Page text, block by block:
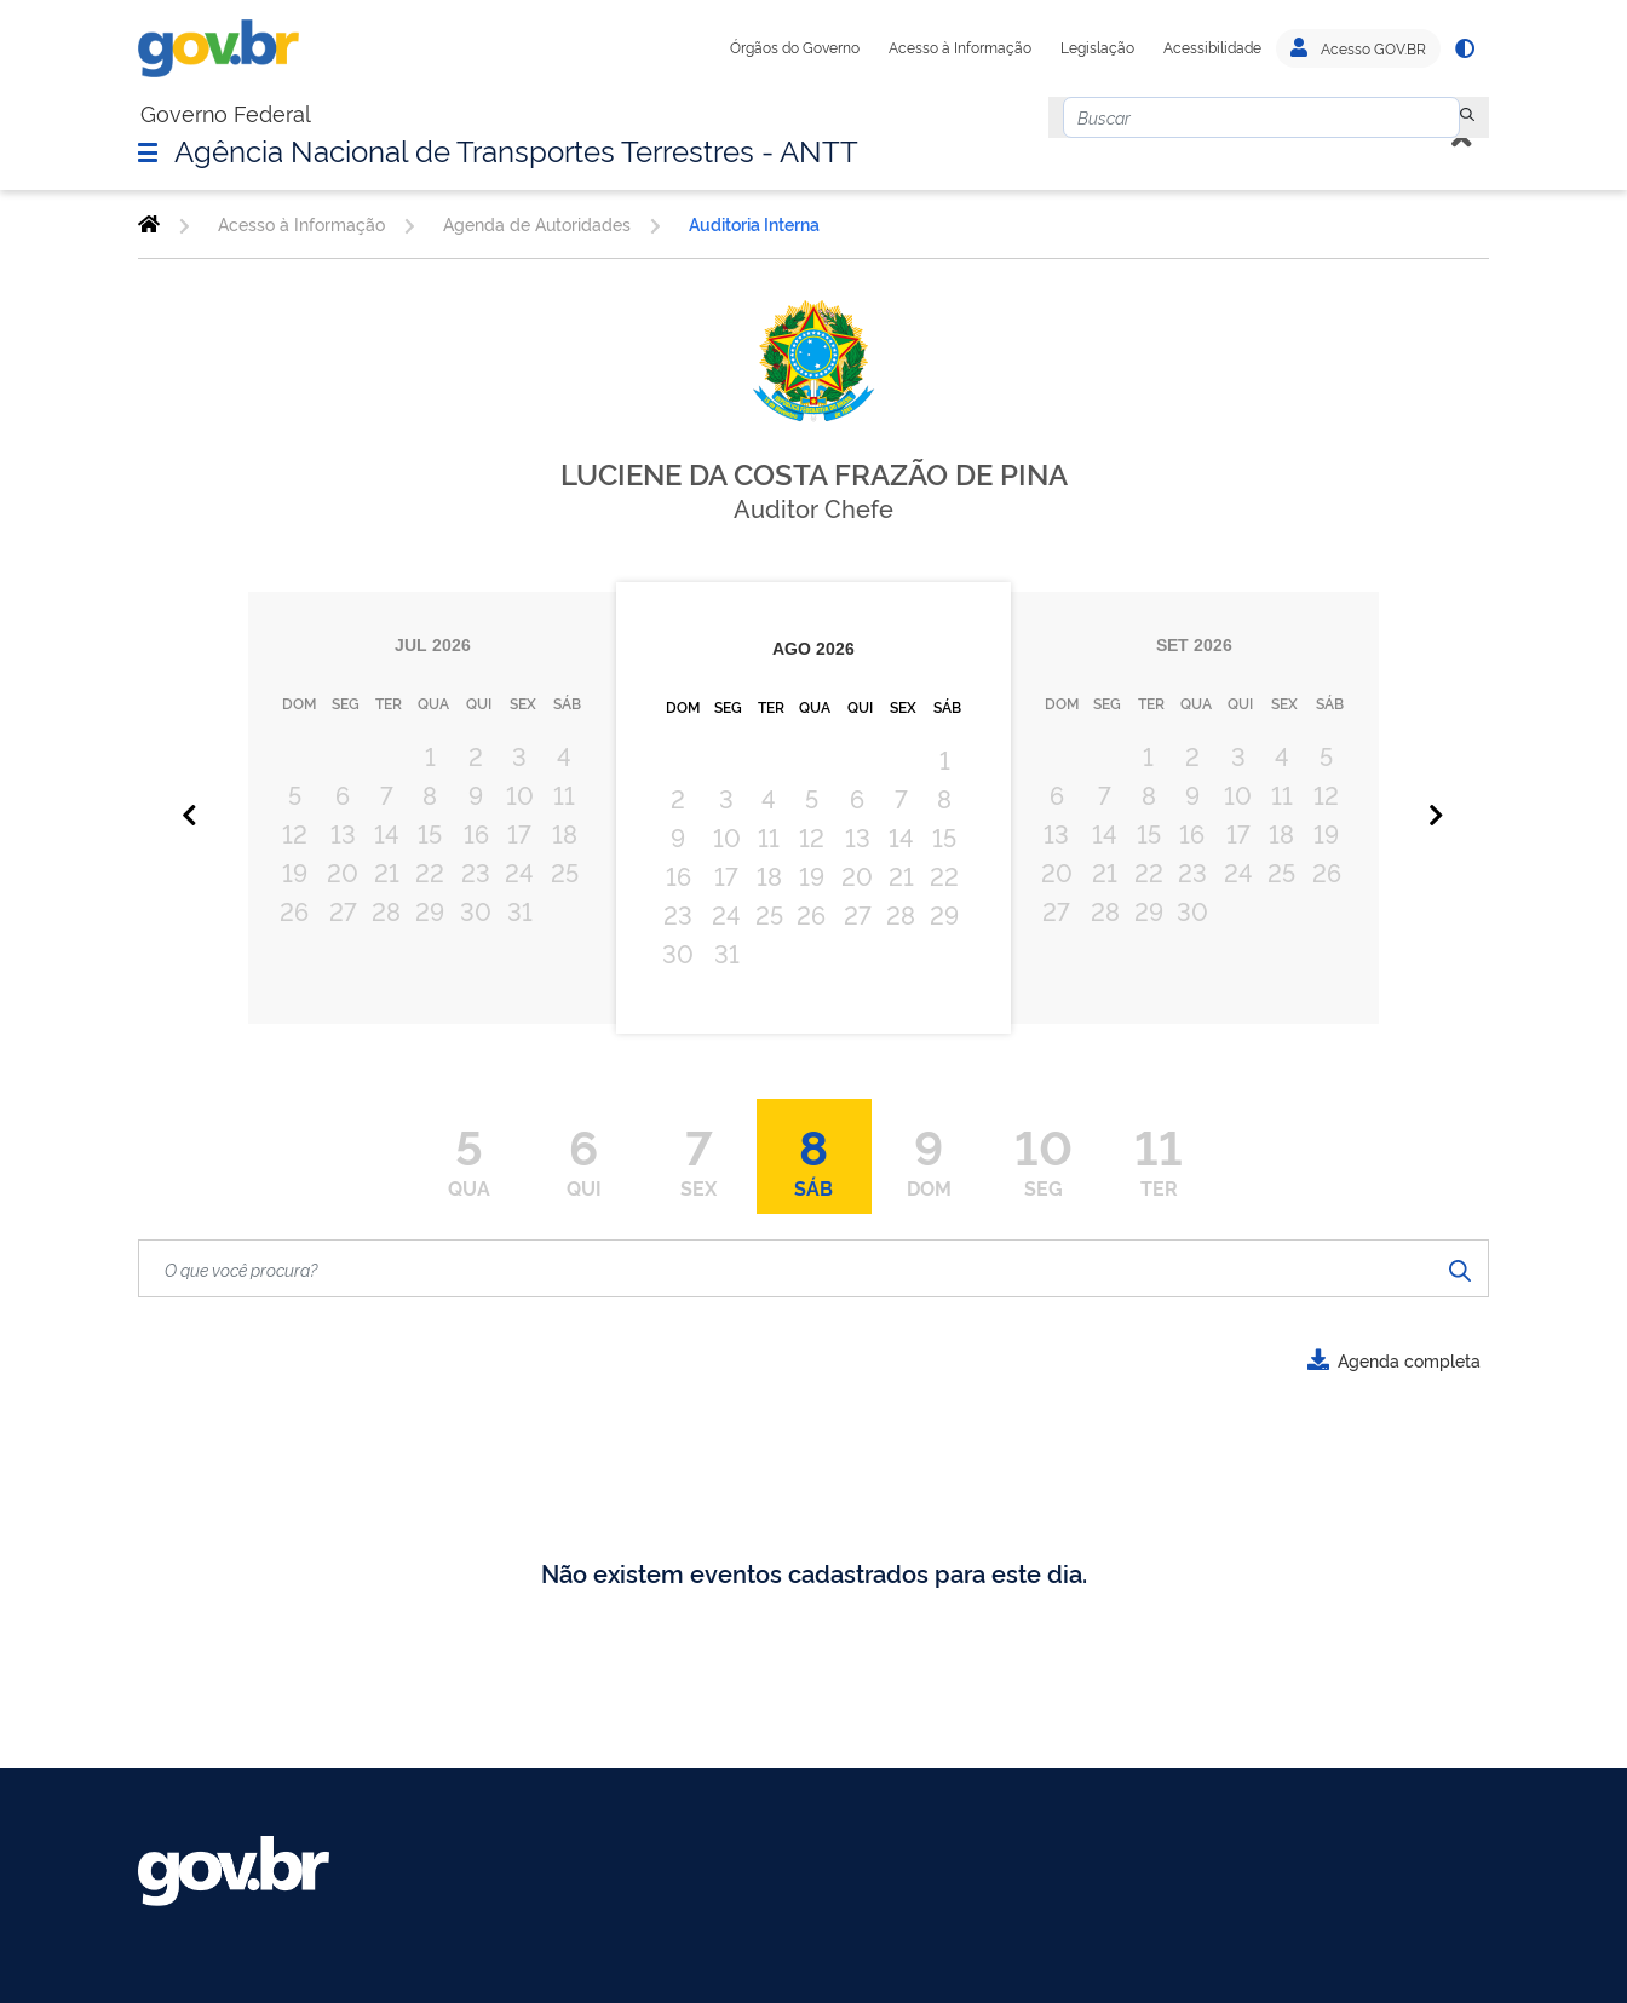
Órgãos do Governo Acesso à Informação Legislação Acessibilidade Acesso GOV.BR
Governo Federal
Agência Nacional de Transportes Terrestres - ANTT
Acesso à Informação Agenda de Autoridades Auditoria Interna
LUCIENE DA COSTA FRAZÃO DE PINA
Auditor Chefe
JUL 2026
DOM SEG TER QUA QUI SEX SÁB
1 2 3
4
5
6 7 8 9 10
11
12
13 14 15 16 17
18
19
20 21 22 23 24 25
26
27 28 29 30 31
AGO 2026
DOM SEG TER QUA QUI SEX SÁB
1
2
3 4 5 6 7
8
9
10 11 12 13 14
15
16
17 18 19 20 21 22
23
24 25 26 27 28 29
30
31
SET 2026
DOM SEG TER QUA QUI SEX SÁB
1 2 3 4
5
6
7 8 9 10 11
12
13
14 15 16 17 18
19
20
21 22 23 24 25 26
27
28 29 30
5
QUA
6
QUI
7
SEX
8
SÁB
9
DOM
10
SEG
11
TER
Agenda completa
Não existem eventos cadastrados para este dia.